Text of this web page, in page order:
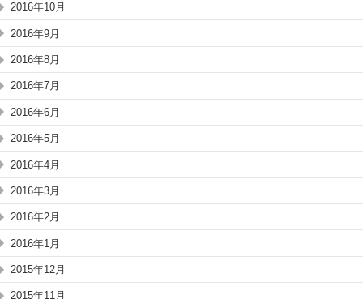
2016年10月
2016年9月
2016年8月
2016年7月
2016年6月
2016年5月
2016年4月
2016年3月
2016年2月
2016年1月
2015年12月
2015年11月